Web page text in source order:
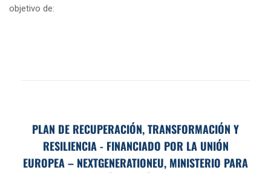
objetivo de:
PLAN DE RECUPERACIÓN, TRANSFORMACIÓN Y
RESILIENCIA - FINANCIADO POR LA UNIÓN
EUROPEA – NEXTGENERATIONEU, MINISTERIO PARA